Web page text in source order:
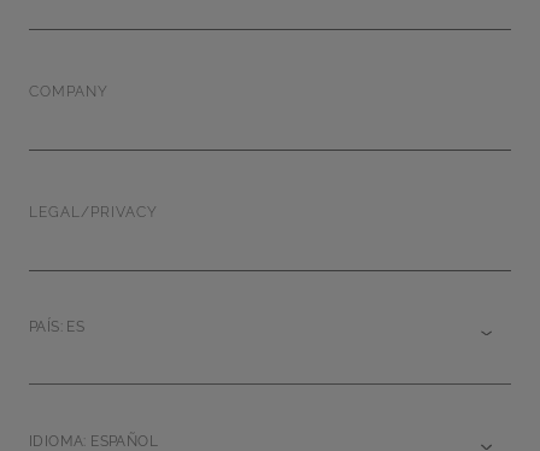
COMPANY
LEGAL/PRIVACY
PAÍS: ES
IDIOMA: ESPAÑOL